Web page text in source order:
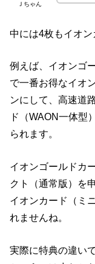
Ｊちゃん
中には4枚もイオン
例えば、イオンゴ
で一番お得なイオ
ンにして、高速道
ド（WAON一体型
られます。
イオンゴールドカ
クト（通常版）を
イオンカード（ミ
れませんね。
実際に特典の違い